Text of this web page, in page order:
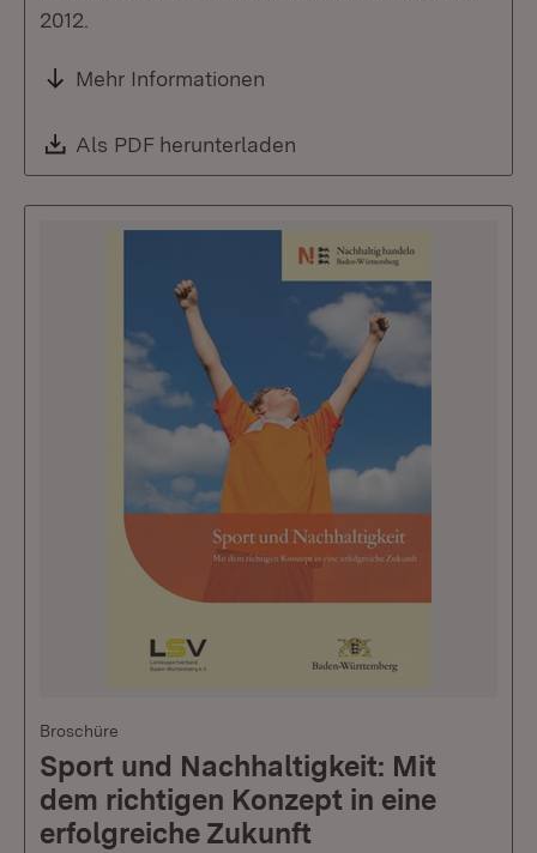
2012.
Mehr Informationen
Download:
Als PDF herunterladen
Broschüre
Sport und Nachhaltigkeit: Mit
dem richtigen Konzept in eine
erfolgreiche Zukunft